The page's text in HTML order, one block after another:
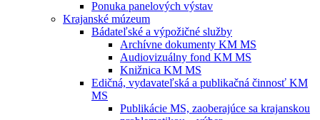
Ponuka panelových výstav
Krajanské múzeum
Bádateľské a výpožičné služby
Archívne dokumenty KM MS
Audiovizuálny fond KM MS
Knižnica KM MS
Edičná, vydavateľská a publikačná činnosť KM
MS
Publikácie MS, zaoberajúce sa krajanskou